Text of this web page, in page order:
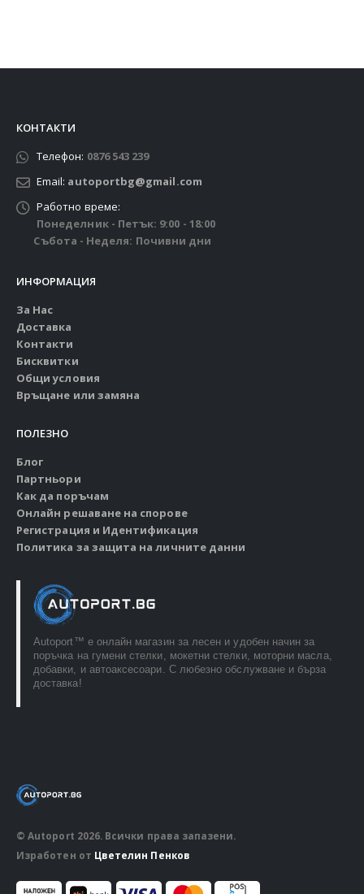
КОНТАКТИ
Телефон: 0876 543 239
Email: autoportbg@gmail.com
Работно време:
Понеделник - Петък: 9:00 - 18:00
Събота - Неделя: Почивни дни
ИНФОРМАЦИЯ
За Нас
Доставка
Контакти
Бисквитки
Общи условия
Връщане или замяна
ПОЛЕЗНО
Блог
Партньори
Как да поръчам
Онлайн решаване на спорове
Регистрация и Идентификация
Политика за защита на личните данни
Autoport™ e онлайн магазин за лесен и удобен начин за
поръчка на гумени стелки, мокетни стелки, моторни масла,
добавки, и автоаксесоари. С любезно обслужване и бърза
доставка!
© Autoport 2026. Всички права запазени.
Изработен от Цветелин Пенков